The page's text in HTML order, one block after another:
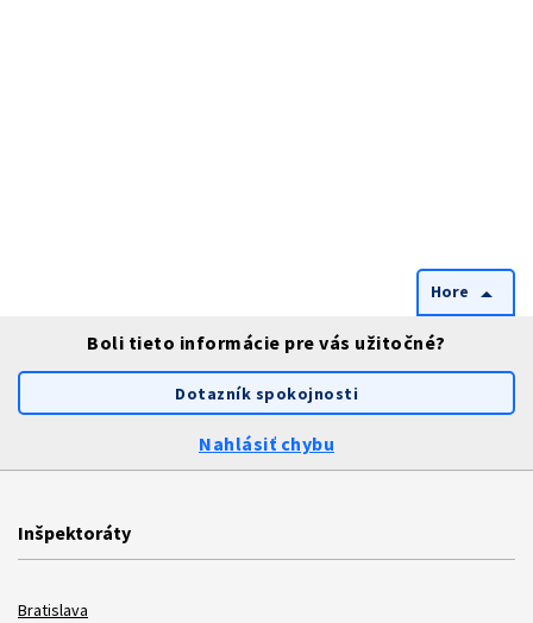
Hore arrow_drop_up
Boli tieto informácie pre vás užitočné?
Dotazník spokojnosti
Nahlásiť chybu
Inšpektoráty
Bratislava